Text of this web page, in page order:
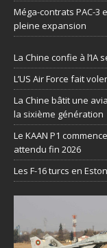
Méga-contrats PAC-3
pleine expansion
La Chine confie à
L’US Air Force fait
La Chine bâtit une
la sixième génération
Le KAAN P1
attendu fin 2026
Les F-16 turcs en